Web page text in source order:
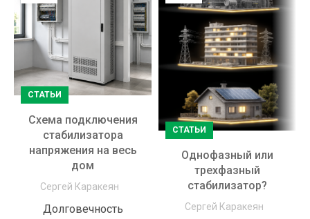
СТАТЬИ
Схема подключения
стабилизатора
напряжения на весь
дом
Сергей Каракеян
Долговечность
СТАТЬИ
Однофазный или
трехфазный
стабилизатор?
Сергей Каракеян